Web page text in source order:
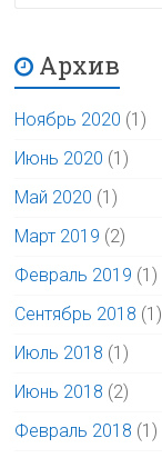
Архив
Ноябрь 2020 (1)
Июнь 2020 (1)
Май 2020 (1)
Март 2019 (2)
Февраль 2019 (1)
Сентябрь 2018 (1)
Июль 2018 (1)
Июнь 2018 (2)
Февраль 2018 (1)